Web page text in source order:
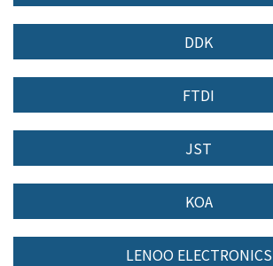
DDK
FTDI
JST
KOA
LENOO ELECTRONICS